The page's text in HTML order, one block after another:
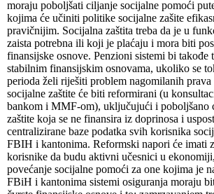
moraju poboljšati ciljanje socijalne pomoći
kojima će učiniti politike socijalne zašite
pravičnijim. Socijalna zaštita treba da je u
zaista potrebna ili koji je plaćaju i mora biti
finansijske osnove. Penzioni sistemi bi takođe
stabilnim finansijskim osnovama, ukoliko se
perioda želi riješiti problem nagomilanih prava
socijalne zaštite će biti reformirani (u
bankom i MMF-om), uključujući i poboljšano
zaštite koja se ne finansira iz doprinosa i
centralizirane baze podatka svih korisnika
FBIH i kantonima. Reformski napori će imati
korisnike da budu aktivni učesnici u
povećanje socijalne pomoći za one kojima je
FBiH i kantonima sistemi osiguranja moraju